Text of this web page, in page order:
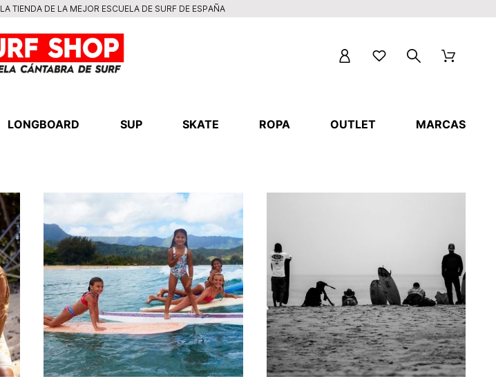
LA TIENDA DE LA MEJOR ESCUELA DE SURF DE ESPAÑA
LONGBOARD SUP SKATE ROPA OUTLET MARCAS